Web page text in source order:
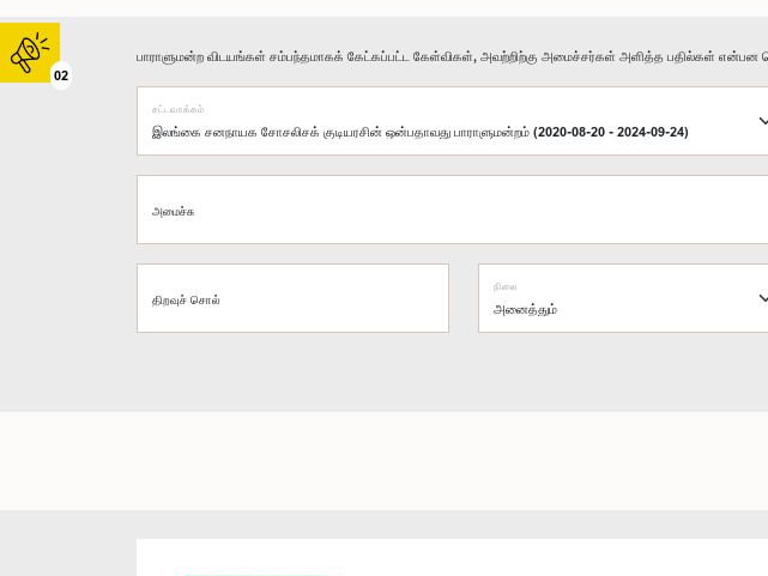
02
பாராளுமன்ற விடயங்கள் சம்பந்தமாகக் கேட்கப்பட்ட கேள்விகள், அவற்றிற்கு அமைச்சர்கள் அளித்த பதில்கள் என்பன
சட்டவாக்கம்
அமைச்சு
திறவுச் சொல்
நிலை